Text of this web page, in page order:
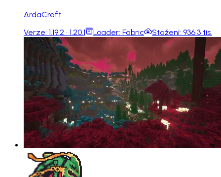
ArdaCraft
Verze: 1.19.2 · 1.20.1 Loader: Fabric Stažení: 936.3 tis.